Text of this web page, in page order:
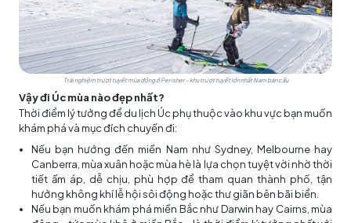
Trải nghiệm trượt tuyết mùa đông ở Perisher - khu trượt tuyết lớn nhất Nam bán cầu
Vậy đi Úc mùa nào đẹp nhất?
Thời điểm lý tưởng để du lịch Úc phụ thuộc vào khu vực bạn muốn
khám phá và mục đích chuyến đi:
Nếu bạn hướng đến miền Nam như Sydney, Melbourne hay
Canberra, mùa xuân hoặc mùa hè là lựa chọn tuyệt vời nhờ thời
tiết ấm áp, dễ chịu, phù hợp để tham quan thành phố, tận
hưởng không khí lễ hội sôi động hoặc thư giãn bên bãi biển.
Nếu bạn muốn khám phá miền Bắc như Darwin hay Cairns, mùa